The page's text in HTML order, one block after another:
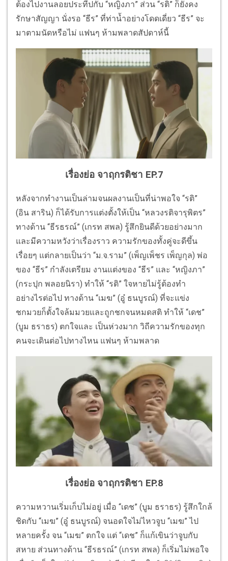
ต้องไปงานลอยประทีปกับ “หญิงภา” ส่วน “รติ” ก็ยังคง
รักษาสัญญา นั่งรอ “ธีร” ที่ท่าน้ำอย่างโดดเดี่ยว “ธีร” จะ
มาตามนัดหรือไม่ แฟนๆ ห้ามพลาดสัปดาห์นี้
เรื่องย่อ จาฤกรติชา EP.7
หลังจากทำงานเป็นล่ามจนผลงานเป็นที่น่าพอใจ “รติ”
(อิน สาริน) ก็ได้รับการแต่งตั้งให้เป็น “หลวงรติจารุพิตร”
ทางด้าน “ธีรธรณ์” (เกรท สพล) รู้สึกยินดีด้วยอย่างมาก
และมีความหวังว่าเรื่องราว ความรักของทั้งคู่จะดีขึ้น
เรื่อยๆ แต่กลายเป็นว่า “ม.จ.ราม” (เพ็ญเพ็ชร เพ็ญกุล) พ่อ
ของ “ธีร” กำลังเตรียม งานแต่งของ “ธีร” และ “หญิงภา”
(กระปุก พลอยนิรา) ทำให้ “รติ” ใจหายไม่รู้ต้องทำ
อย่างไรต่อไป ทางด้าน “เมฆ” (อู๋ ธนบูรณ์) ที่จะแข่ง
ชกมวยก็ตั้งใจล้มมวยและถูกชกจนหมดสติ ทำให้ “เดช”
(บูม ธราธร) ตกใจและ เป็นห่วงมาก วิถีความรักของทุก
คนจะเดินต่อไปทางไหน แฟนๆ ห้ามพลาด
เรื่องย่อ จาฤกรติชา EP.8
ความหวานเริ่มเก็บไม่อยู่ เมื่อ “เดช” (บูม ธราธร) รู้สึกใกล้
ชิดกับ “เมฆ” (อู๋ ธนบูรณ์) จนอดใจไม่ไหวจูบ “เมฆ” ไป
หลายครั้ง จน “เมฆ” ตกใจ แต่ “เดช” ก็แก้เขินว่าจูบกับ
สหาย ส่วนทางด้าน “ธีรธรณ์” (เกรท สพล) ก็เริ่มไม่พอใจ